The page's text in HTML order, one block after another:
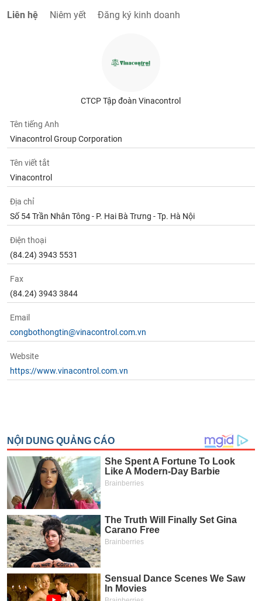
Liên hệ Niêm yết Đăng ký kinh doanh
CTCP Tập đoàn Vinacontrol
Tên tiếng Anh
Vinacontrol Group Corporation
Tên viết tắt
Vinacontrol
Địa chỉ
Số 54 Trần Nhân Tông - P. Hai Bà Trưng - Tp. Hà Nội
Điện thoại
(84.24) 3943 5531
Fax
(84.24) 3943 3844
Email
congbothongtin@vinacontrol.com.vn
Website
https://www.vinacontrol.com.vn